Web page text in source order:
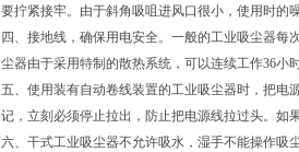
要拧紧接牢。由于斜角吸咀进风口很小，使用时的
四、接地线，确保用电安全。一般的工业吸尘器
尘器由于采用特制的散热系统，可以连续工作36小
五、使用装有自动卷线装置的工业吸尘器时，把电
记，立刻必须停止拉出，防止把电源线拉过头。如
六、干式工业吸尘器不允许吸水，湿手不能操作吸